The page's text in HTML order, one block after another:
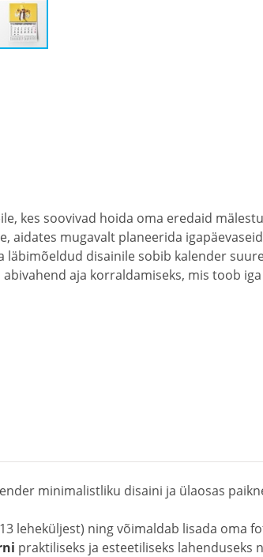
kes soovivad hoida oma eredaid
aidates mugavalt planeerida
läbimõeldud disainile sobib kalender
aja korraldamiseks, mis toob
minimalistliku disaini ja ülaosas
leheküljest) ning võimaldab lisada oma
praktiliseks ja esteetiliseks lahenduseks